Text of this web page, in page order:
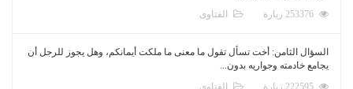
الفتاوى
السؤال الثامن: أخت تسأل تقول ما معنى ما ملكت أيمانكم، وهل يجوز للرجل أن
يجامع خادمته وجواريه بدون...
الفتاوى